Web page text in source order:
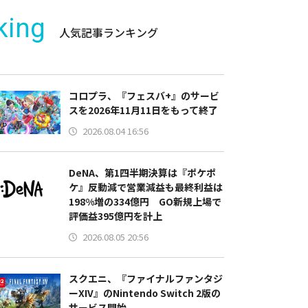
人気記事ランキング
コロプラ、『フェスバ+』のサービ
スを2026年11月11日をもって終了
2026.08.04 16:56
DeNA、第1四半期決算は『ポケポ
ケ』反動減で営業減益も最終利益は
198%増の334億円 GO新規上場で
評価益395億円を計上
2026.08.05 20:56
スクエニ、『ファイナルファンタジ
ーXIV』のNintendo Switch 2版の